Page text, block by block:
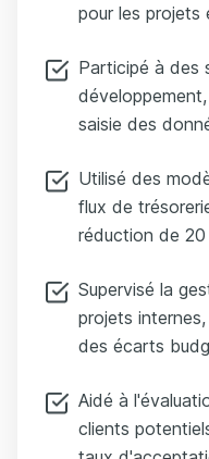
pour les projets
Participé à des
saisie des
Utilisé des
flux de
réduction de
Supervisé la
projets
des écarts
Aidé à
clients